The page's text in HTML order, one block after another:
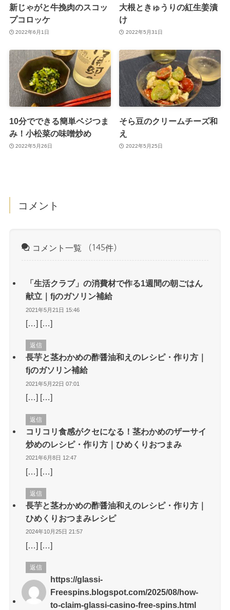
新じゃがと牛挽肉のスコッ
プコロッケ
2022年6月1日
大根ときゅうりの紅生姜漬
け
2022年5月31日
10分でできる簡単ベジつま
み！小松菜の味噌炒め
2022年5月26日
そら豆のクリームチーズ和
え
2022年5月25日
コメント
コメント一覧 （145件）
「生活クラブ」の消費材で作る1週間の朝ごはん
献立｜fjのガソリン補給
2021年5月21日 15:46
[…] […]
返信
長芋と茎わかめの酢醤油和えのレシピ・作り方｜
fjのガソリン補給
2021年5月22日 07:01
[…] […]
返信
コリコリ食感がクセになる！茎わかめのザーサイ
炒めのレシピ・作り方｜ひめくりおつまみ
2021年6月8日 12:47
[…] […]
返信
長芋と茎わかめの酢醤油和えのレシピ・作り方｜
ひめくりおつまみレシピ
2024年10月25日 21:57
[…] […]
返信
https://glassi-
Freespins.blogspot.com/2025/08/how-
to-claim-glassi-casino-free-spins.html